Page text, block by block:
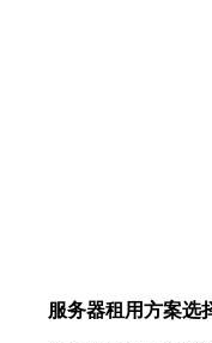
服务器租用方案选择